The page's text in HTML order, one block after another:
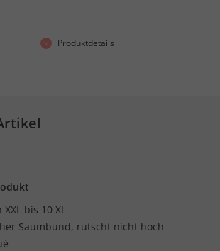
Produktdetails
bis 10 XL
Saumbund, rutscht nicht hoch